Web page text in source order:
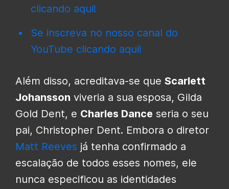
clicando aqui!
Se inscreva no nosso canal do
YouTube clicando aqui!
Além disso, acreditava-se que Scarlett
Johansson viveria a sua esposa, Gilda
Gold Dent, e Charles Dance seria o seu
pai, Christopher Dent. Embora o diretor
Matt Reeves já tenha confirmado a
escalação de todos esses nomes, ele
nunca especificou as identidades